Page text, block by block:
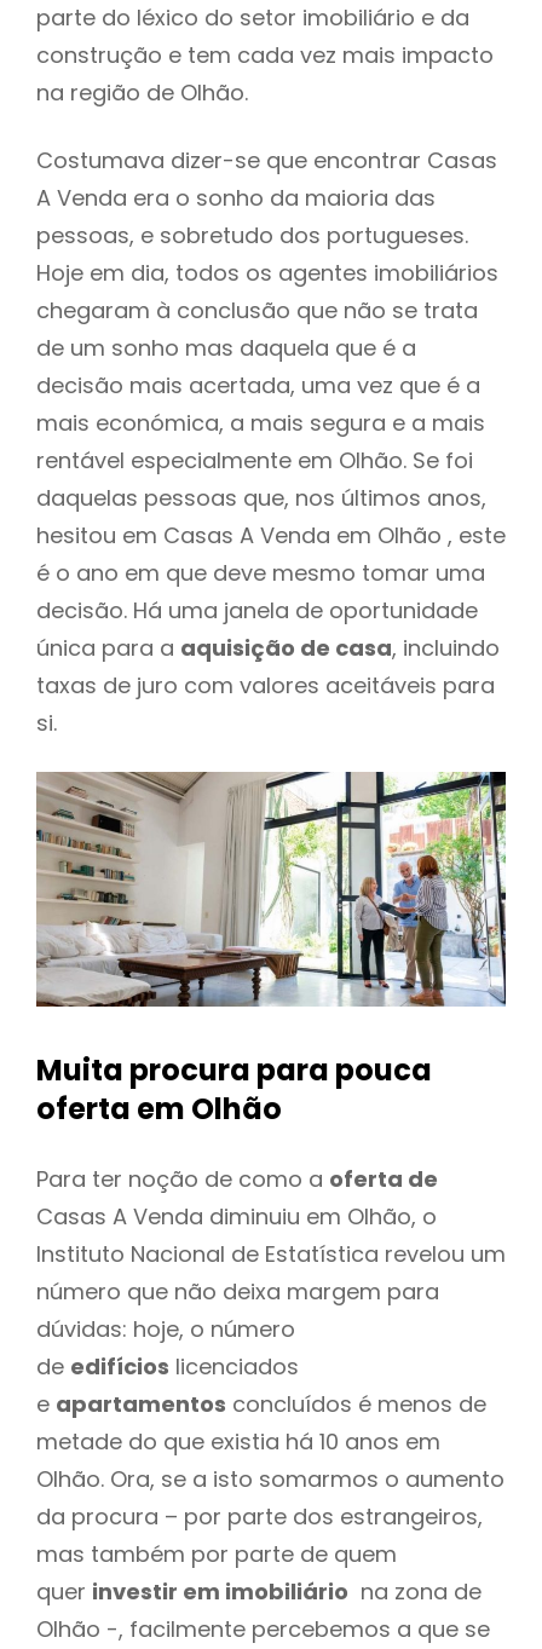
parte do léxico do setor imobiliário e da
construção e tem cada vez mais impacto
na região de Olhão.
Costumava dizer-se que encontrar Casas
A Venda era o sonho da maioria das
pessoas, e sobretudo dos portugueses.
Hoje em dia, todos os agentes imobiliários
chegaram à conclusão que não se trata
de um sonho mas daquela que é a
decisão mais acertada, uma vez que é a
mais económica, a mais segura e a mais
rentável especialmente em Olhão. Se foi
daquelas pessoas que, nos últimos anos,
hesitou em Casas A Venda em Olhão , este
é o ano em que deve mesmo tomar uma
decisão. Há uma janela de oportunidade
única para a aquisição de casa, incluindo
taxas de juro com valores aceitáveis para
si.
Muita procura para pouca
oferta em Olhão
Para ter noção de como a oferta de
Casas A Venda diminuiu em Olhão, o
Instituto Nacional de Estatística revelou um
número que não deixa margem para
dúvidas: hoje, o número
de edifícios licenciados
e apartamentos concluídos é menos de
metade do que existia há 10 anos em
Olhão. Ora, se a isto somarmos o aumento
da procura – por parte dos estrangeiros,
mas também por parte de quem
quer investir em imobiliário na zona de
Olhão -, facilmente percebemos a que se